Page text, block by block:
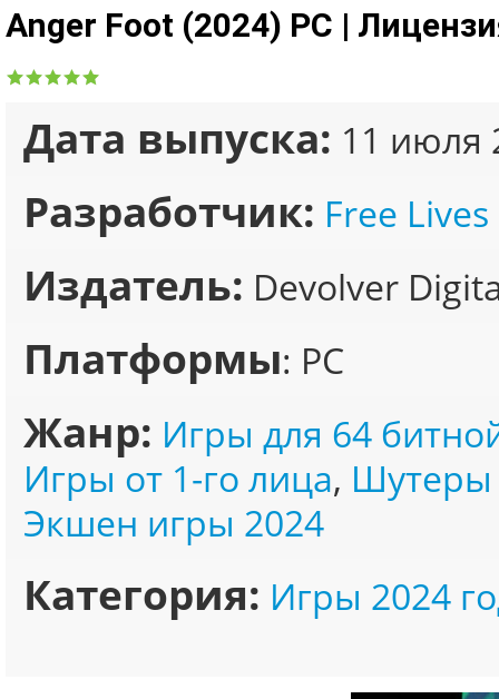
Anger Foot (2024) PC |
Дата выпуска: 11 июля
Разработчик: Free Lives
Издатель: Devolver
Платформы: PC
Жанр: Игры для 64
Игры от 1-го лица, Шутеры
Экшен игры 2024
Категория: Игры 2024